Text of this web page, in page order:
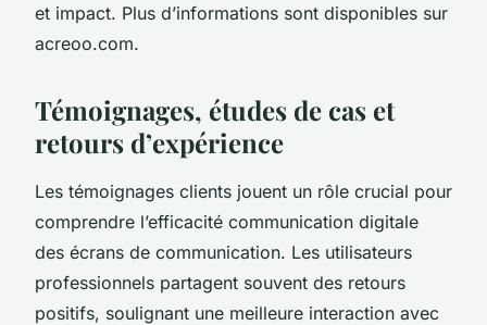
et impact. Plus d’informations sont disponibles sur
acreoo.com.
Témoignages, études de cas et
retours d’expérience
Les témoignages clients jouent un rôle crucial pour
comprendre l’efficacité communication digitale
des écrans de communication. Les utilisateurs
professionnels partagent souvent des retours
positifs, soulignant une meilleure interaction avec